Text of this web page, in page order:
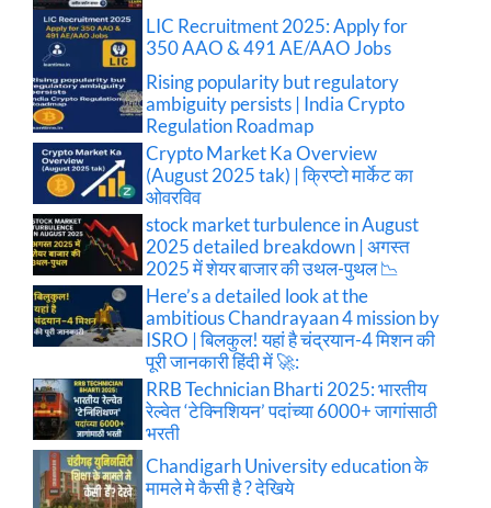
LIC Recruitment 2025: Apply for
350 AAO & 491 AE/AAO Jobs
Rising popularity but regulatory
ambiguity persists | India Crypto
Regulation Roadmap
Crypto Market Ka Overview
(August 2025 tak) | क्रिप्टो मार्केट का
ओवरविव
stock market turbulence in August
2025 detailed breakdown | अगस्त
2025 में शेयर बाजार की उथल-पुथल 📉
Here’s a detailed look at the
ambitious Chandrayaan 4 mission by
ISRO | बिलकुल! यहां है चंद्रयान-4 मिशन की
पूरी जानकारी हिंदी में 🚀:
RRB Technician Bharti 2025: भारतीय
रेल्वेत ‘टेक्निशियन’ पदांच्या 6000+ जागांसाठी
भरती
Chandigarh University education के
मामले मे कैसी है ? देखिये